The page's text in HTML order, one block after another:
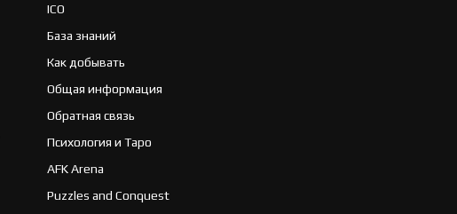
ICO
База знаний
Как добывать
Общая информация
Обратная связь
Психология и Таро
AFK Arena
Puzzles and Conquest